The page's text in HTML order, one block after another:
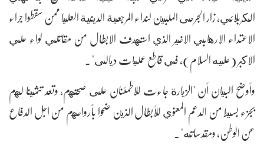
الكربلائي، زار الجرحى الملبين لنداء المرجعية الدينية العليا ممن سقطوا جراء
الاعتداء الارهابي الاخير الذي استهدف الابطال من مقاتلي لواء علي
الاكبر (عليه السلام)، في قاطع عمليات ديالى".
وأوضح البيان أن "الزيارة جاءت للاطمئنان على صحتهم، وتعد تثمينا لهم
بجزء بسيط من الدعم المعنوي للأبطال الذين ضحوا بأرواحهم من اجل الدفاع
عن الوطن، ومقدساته".